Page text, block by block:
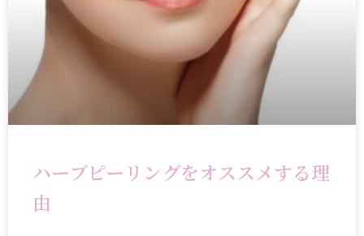
ハーブピーリングをオススメする理
由